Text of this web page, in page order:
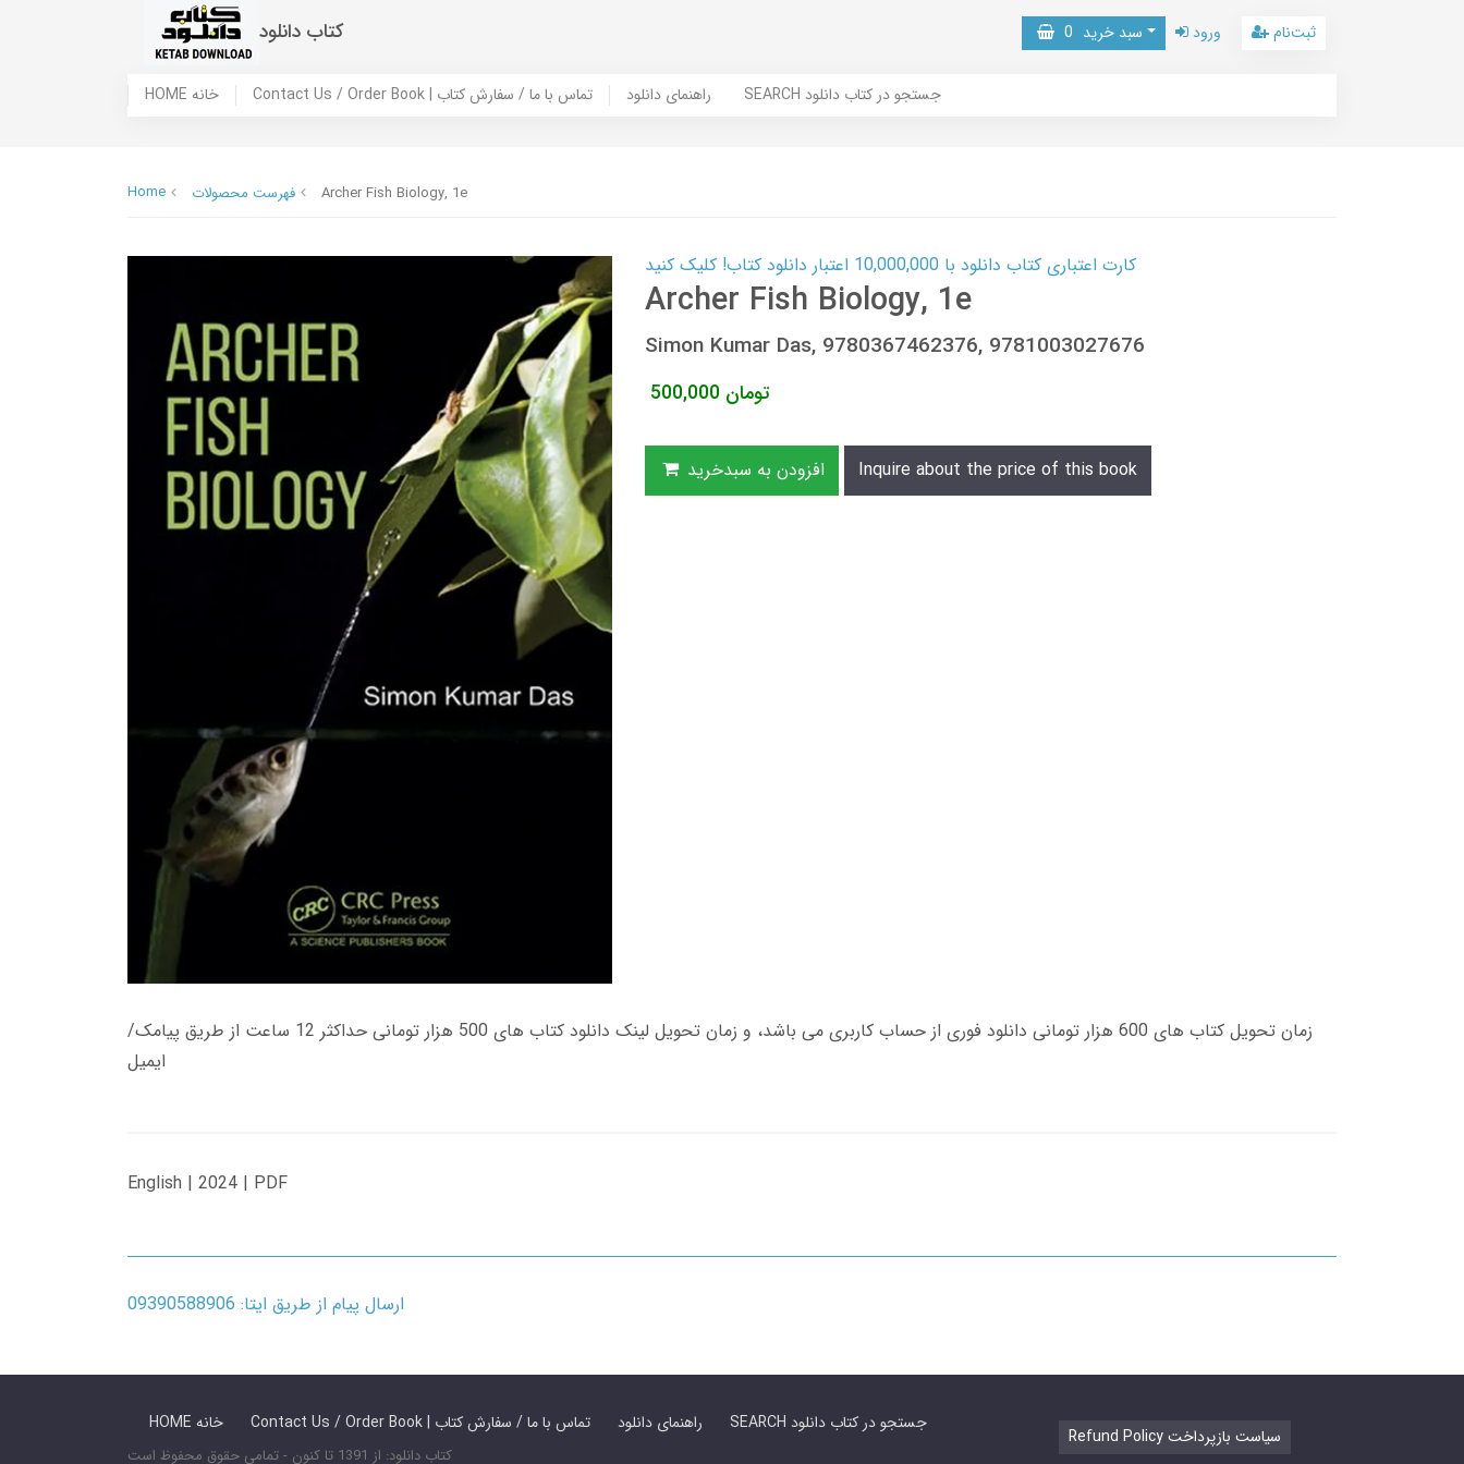
کتاب دانلود سبد خرید 0 ورود ثبت‌نام
HOME خانه Contact Us / Order Book | تماس با ما / سفارش کتاب راهنمای دانلود SEARCH جستجو در کتاب دانلود
Home فهرست محصولات Archer Fish Biology, 1e
کارت اعتباری کتاب دانلود با 10,000,000 اعتبار دانلود کتاب! کلیک کنید
Archer Fish Biology, 1e
Simon Kumar Das, 9780367462376, 9781003027676
500,000 تومان
افزودن به سبدخرید Inquire about the price of this book
زمان تحویل کتاب های 600 هزار تومانی دانلود فوری از حساب کاربری می باشد، و زمان تحویل لینک دانلود کتاب های 500 هزار تومانی حداکثر 12 ساعت از طریق پیامک/
ایمیل
English | 2024 | PDF
ارسال پیام از طریق ایتا: 09390588906
HOME خانه Contact Us / Order Book | تماس با ما / سفارش کتاب راهنمای دانلود SEARCH جستجو در کتاب دانلود
کتاب دانلود: از 1391 تا کنون - تمامی حقوق محفوظ است
Refund Policy سیاست بازپرداخت